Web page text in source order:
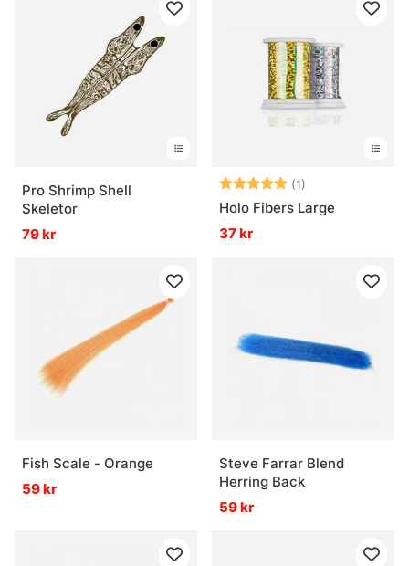
Pro Shrimp Shell
Skeletor
79 kr
Betyg: (1)
Holo Fibers Large
37 kr
Fish Scale - Orange
59 kr
Steve Farrar Blend
Herring Back
59 kr